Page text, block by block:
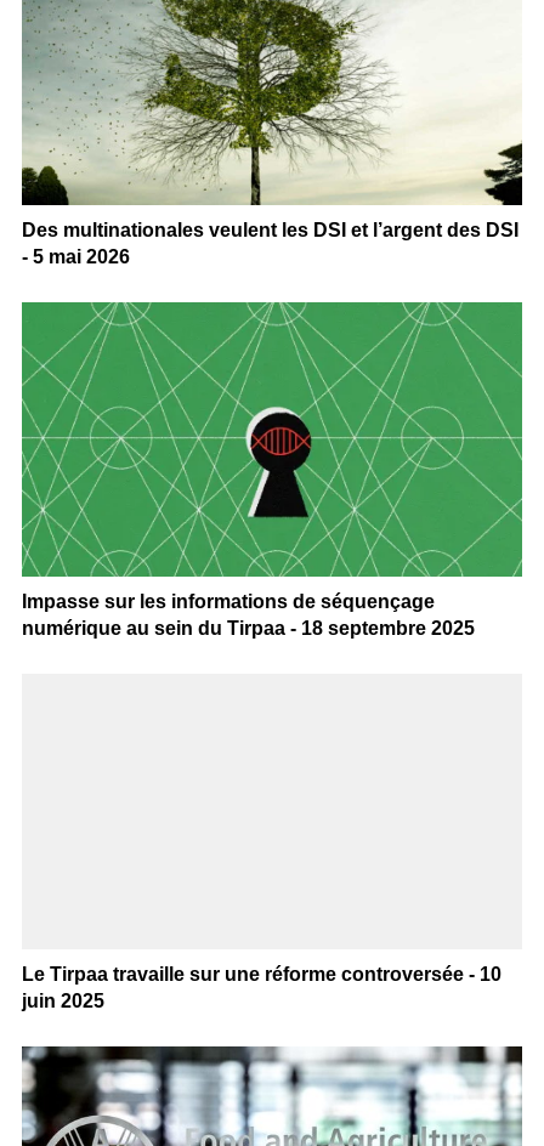
Des multinationales veulent les DSI et l’argent des DSI
- 5 mai 2026
Impasse sur les informations de séquençage
numérique au sein du Tirpaa - 18 septembre 2025
Le Tirpaa travaille sur une réforme controversée - 10
juin 2025